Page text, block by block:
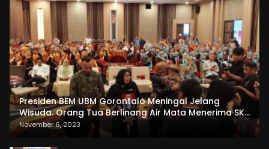
Presiden BEM UBM Gorontalo Meningal Jelang
Wisuda. Orang Tua Berlinang Air Mata Menerima SKL
dan Pemasangan Salempang
November 6, 2023